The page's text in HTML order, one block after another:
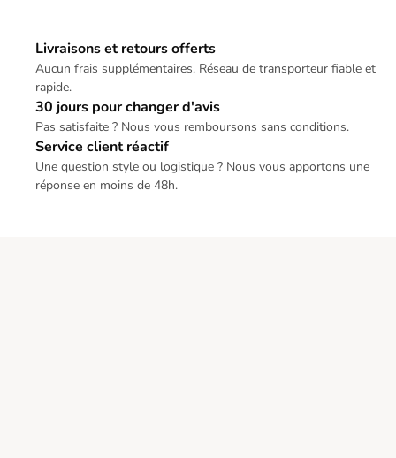
Livraisons et retours offerts
Aucun frais supplémentaires. Réseau de transporteur fiable et
rapide.
30 jours pour changer d'avis
Pas satisfaite ? Nous vous remboursons sans conditions.
Service client réactif
Une question style ou logistique ? Nous vous apportons une
réponse en moins de 48h.